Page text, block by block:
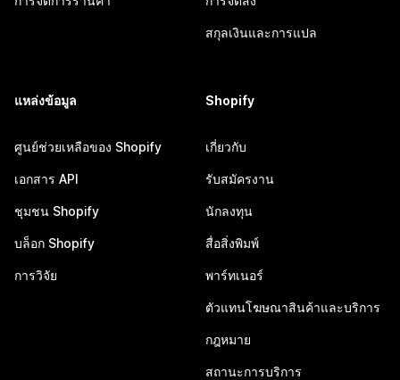
สกุลเงินและการแปล
แหล่งข้อมูล
ศูนย์ช่วยเหลือของ Shopify
เอกสาร API
ชุมชน Shopify
บล็อก Shopify
การวิจัย
Shopify
เกี่ยวกับ
รับสมัครงาน
นักลงทุน
สื่อสิ่งพิมพ์
พาร์ทเนอร์
ตัวแทนโฆษณาสินค้าและบริการ
กฎหมาย
สถานะการบริการ